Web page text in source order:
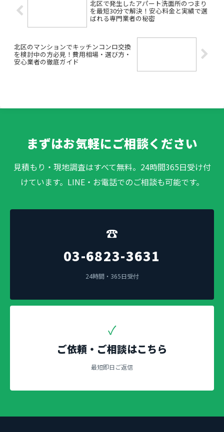
北区で発生したアパート洗面所のつまり
を最短30分で解決！安心料金と実績で選
ばれる専門業者の秘密
北区のマンションでキッチンコンロ交換
を検討中の方必見！費用相場・選び方・
安心業者の徹底ガイド
まずはお気軽にご相談ください
見積もり・現地調査はすべて無料。24時間365日受け付
けています。LINE・お電話でのご相談も可能です。
☎
03-6823-3631
24時間・365日受付
✓
ご依頼・ご相談はこちら
最短即日ご返信